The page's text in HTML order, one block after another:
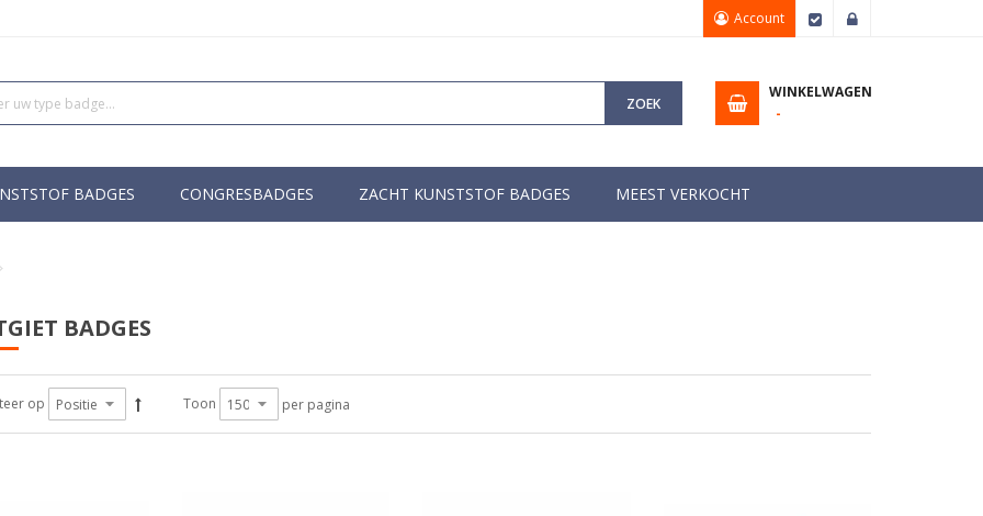
Account Afrekenen
ZOEK
WINKELWAGEN
BADGES CONGRESBADGES ZACHT KUNSTSTOF BADGES MEEST VERKOCHT
BADGES
op Toon per pagina